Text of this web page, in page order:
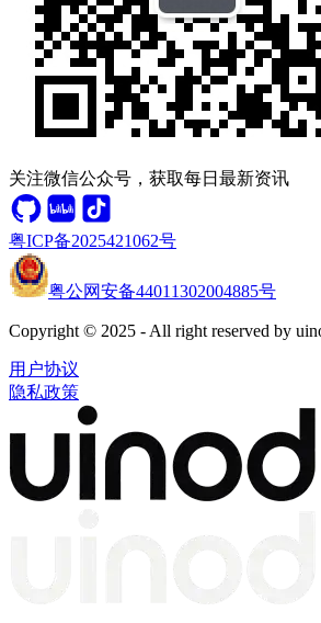
关注微信公众号，获取每日最新资讯
粤ICP备2025421062号
粤公网安备44011302004885号
Copyright © 2025 - All right reserved by
用户协议
隐私政策